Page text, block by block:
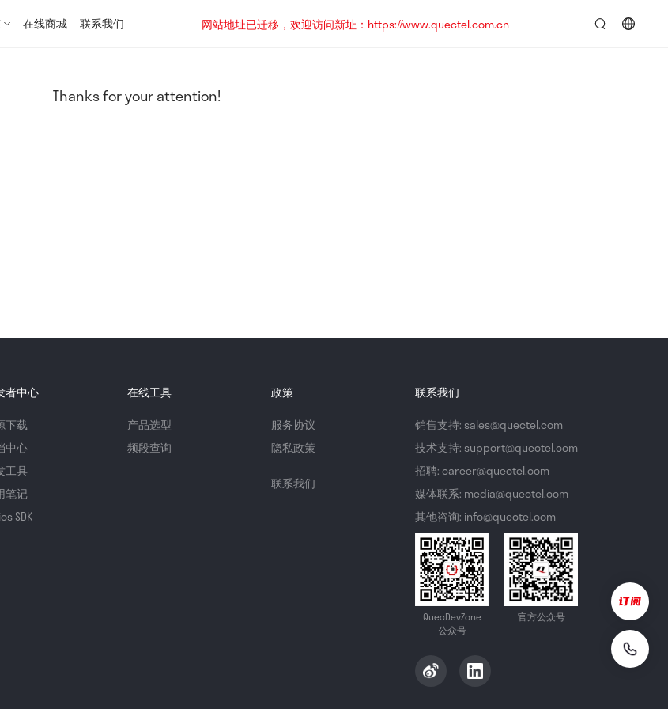
在线商城 联系我们
网站地址已迁移，欢迎访问新址：https://www.quectel.com.cn
Thanks for your attention!
者中心
下载
中心
工具
笔记
SDK
在线工具
产品选型
频段查询
政策
服务协议
隐私政策
联系我们
联系我们
销售支持: sales@quectel.com
技术支持: support@quectel.com
招聘: career@quectel.com
媒体联系: media@quectel.com
其他咨询: info@quectel.com
QuecDevZone
公众号
官方公众号